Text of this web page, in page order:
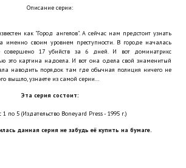
для Обливиона
2 (Русские субтитры)
Описание серии:
как "Город ангелов". А сейчас нам предстоит узнать
именно своим уровнем преступности. В городе началась
совершено 17 убийств за 6 дней. И вот доминатрикс
это картина надоела. И вот она одела свой знаменитый
наводить порядок там где обычная полиция ничего не
вышло, узнаете из самой серии…
Эта серия состоит:
1 по 5 (Издательство Boneyard Press - 1995 г.)
данная серия не забудь её купить на бумаге.